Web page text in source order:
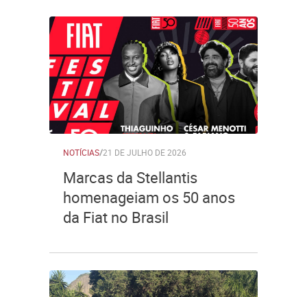
NOTÍCIAS/21 DE JULHO DE 2026
Marcas da Stellantis
homenageiam os 50 anos
da Fiat no Brasil